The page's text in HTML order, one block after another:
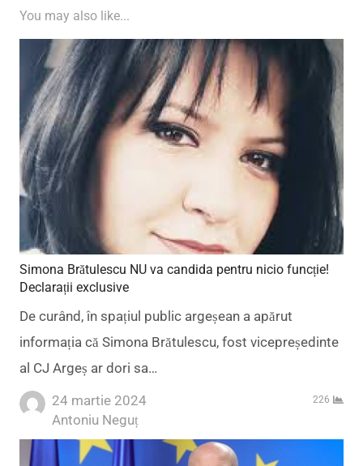
You may also like...
Simona Brătulescu NU va candida pentru nicio funcție!
Declarații exclusive
De curând, în spațiul public argeșean a apărut
informația că Simona Brătulescu, fost vicepreședinte
al CJ Argeș ar dori sa…
24 martie 2024
Author
Antoniu Neguț
226